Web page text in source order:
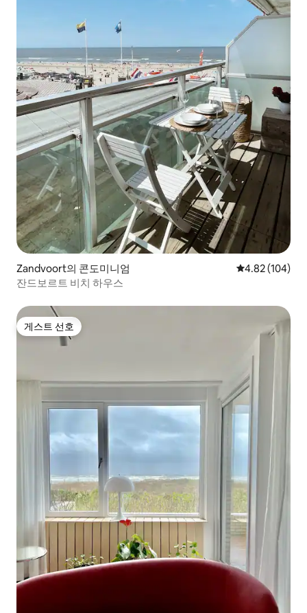
Zandvoort의 콘도미니엄 평점 4.82점(5
4.82 (104)
잔드보르트 비치 하우스
게스트 선호
게스트 선호